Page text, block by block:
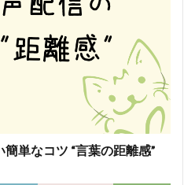
単なコツ “言葉の距離感”